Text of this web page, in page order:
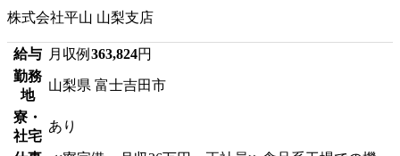
株式会社平山 山梨支店
給与 月収例 363,824円
勤務
地
山梨県 富士吉田市
寮・
社宅
あり